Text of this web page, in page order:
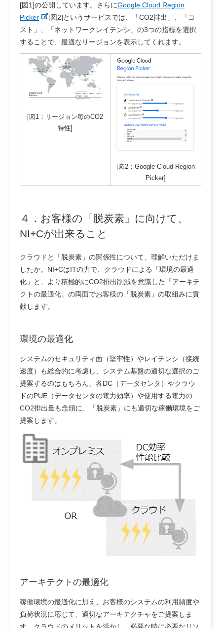
[図1]の公開しています。 さらにGoogle Cloud Region
Picker
[図2]というサービスでは、「CO2排出」、「コ
スト」、「ネットワークレイテンシ」の3つの指標を選択
することで、最適なリージョンを表示してくれます。
[図1：リージョン毎のCO2
特性]
[図2：Google Cloud Region
Picker]
４．お客様の「脱炭素」に向けて、
NI+Cが出来ること
クラウドと「脱炭素」の関係性について、理解いただけま
したか。 NI+CはITの力で、クラウドによる「環境の最適
化」と、より積極的にCO2排出削減を意識した「アーキテ
クトの最適化」の両面でお客様の「脱炭素」の取組みに貢
献します。
環境の最適化
システムのセキュリティ面（堅牢性）やレイテンシ（接続
速度）も総合的に考慮し、システム基盤の適切な選択のご
提案するのはもちろん、各DC（データセンタ）やクラウ
ドのPUE（データセンタの電力効率）や使用する電力の
CO2排出量も念頭に、「脱炭素」にも適切な稼働環境をご
提案します。
アーキテクトの最適化
稼働環境の最適化に加え、お客様のシステムの利用頻度や
負荷状況に応じて、適切なアーキテクチャをご提案しま